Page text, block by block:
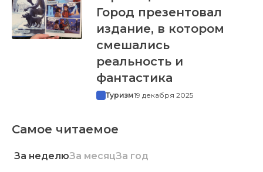
Город презентовал
издание, в котором
смешались
реальность и
фантастика
Туризм19 декабря 2025
Самое читаемое
За неделюЗа месяцЗа год